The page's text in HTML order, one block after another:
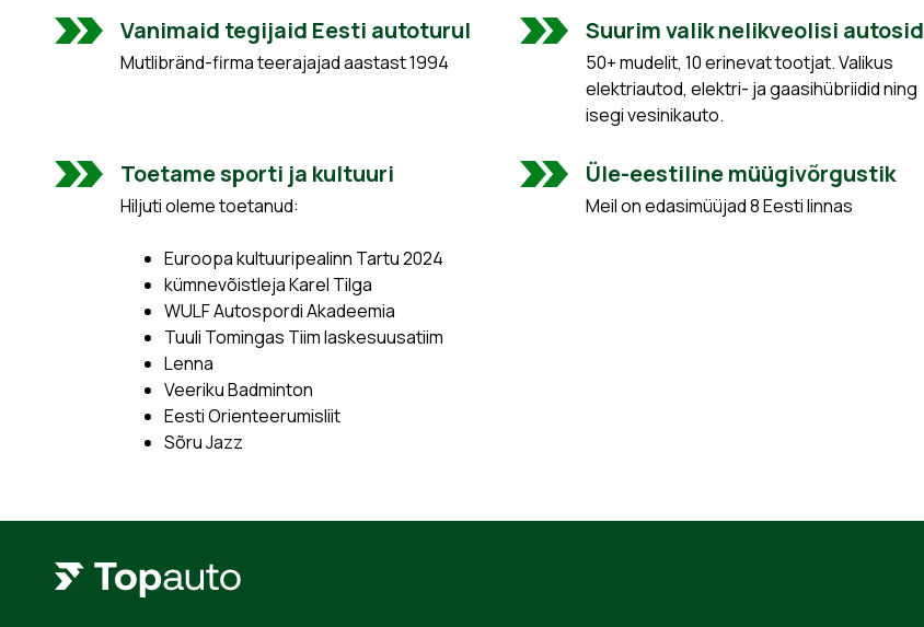
Vanimaid tegijaid Eesti autoturul
Mutlibränd-firma teerajajad aastast 1994
Suurim valik nelikveolisi autosid
50+ mudelit, 10 erinevat tootjat. Valikus
elektriautod, elektri- ja gaasihübriidid ning
isegi vesinikauto.
Toetame sporti ja kultuuri
Hiljuti oleme toetanud:
Euroopa kultuuripealinn Tartu 2024
kümnevõistleja Karel Tilga
WULF Autospordi Akadeemia
Tuuli Tomingas Tiim laskesuusatiim
Lenna
Veeriku Badminton
Eesti Orienteerumisliit
Sõru Jazz
Üle-eestiline müügivõrgustik
Meil on edasimüüjad 8 Eesti linnas